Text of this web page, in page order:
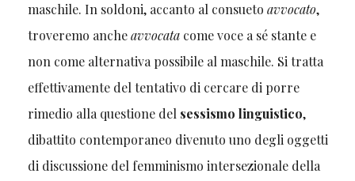
maschile. In soldoni, accanto al consueto avvocato,
troveremo ancheavvocatacome voce a sé stante e
non come alternativa possibile al maschile. Si tratta
effettivamente del tentativo di cercare di porre
rimedio alla questione del sessismo linguistico,
dibattito contemporaneo divenuto uno degli oggetti
di discussione del femminismo intersezionale della